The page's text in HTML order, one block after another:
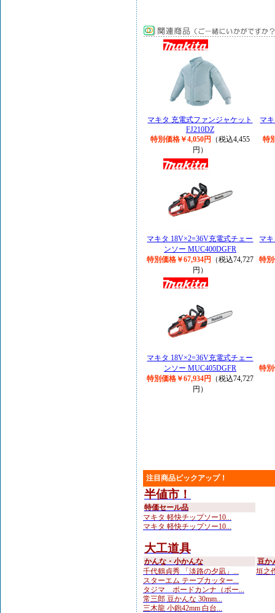
マキタ 充電式ファンジャケット
FJ210DZ
特別価格￥4,050円
（税込4,455
円）
マ
特
マキタ 18V×2=36V充電式チェー
ンソー MUC400DGFR
特別価格￥67,934円
（税込74,727
円）
マ
特別
マキタ 18V×2=36V充電式チェー
ンソー MUC405DGFR
特別価格￥67,934円
（税込74,727
円）
特別
注目商品ピックアップ！
半値市！
特価セール品
マキタ 軽快チップソー10...
マキタ 軽快チップソー10...
大工道具
かんな・小かんな
千代鶴貞秀 「淡路の夕凪」...
スターエム テープカッター...
タジマ ボードカンナ（ボー...
常三郎 豆かんな 30mm...
三木龍 小鉋42mm 白台...
豆か
垣之